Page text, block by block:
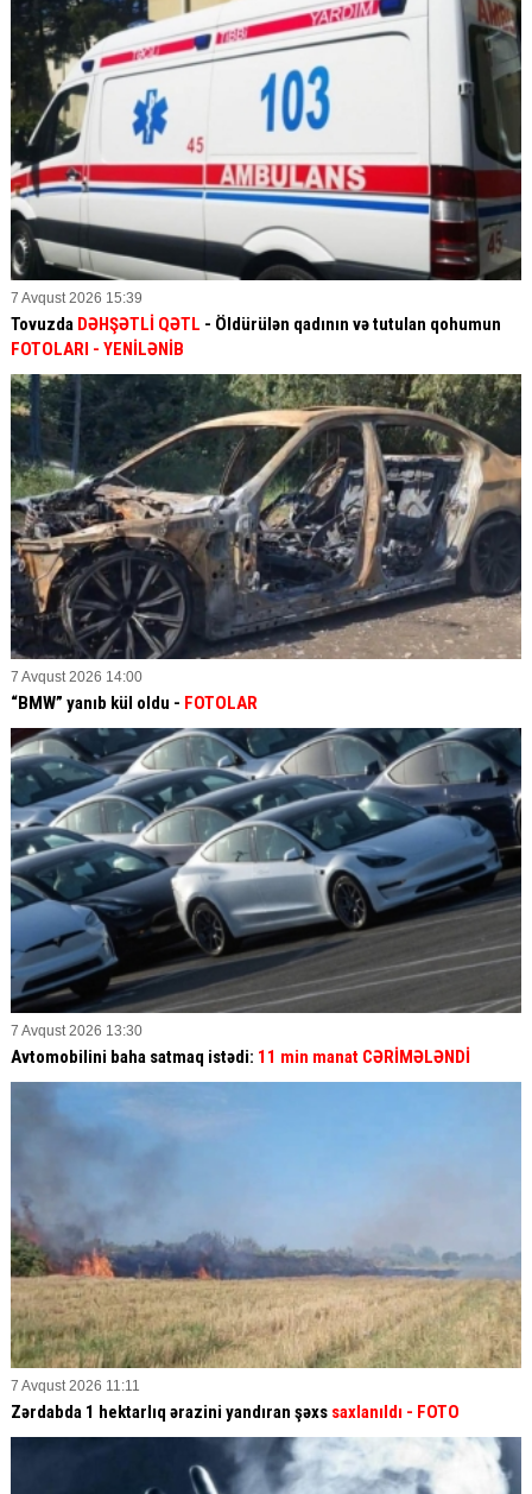
7 Avqust 2026 15:39
Tovuzda DƏHŞƏTLİ QƏTL - Öldürülən qadının və tutulan qohumun
FOTOLARI - YENİLƏNİB
7 Avqust 2026 14:00
“BMW” yanıb kül oldu - FOTOLAR
7 Avqust 2026 13:30
Avtomobilini baha satmaq istədi: 11 min manat CƏRİMƏLƏNDİ
7 Avqust 2026 11:11
Zərdabda 1 hektarlıq ərazini yandıran şəxs saxlanıldı - FOTO